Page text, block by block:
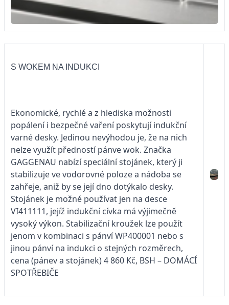
S WOKEM NA INDUKCI
Ekonomické, rychlé a z hlediska možnosti
popálení i bezpečné vaření poskytují indukční
varné desky. Jedinou nevýhodou je, že na nich
nelze využít předností pánve wok. Značka
GAGGENAU nabízí speciální stojánek, který ji
stabilizuje ve vodorovné poloze a nádoba se
zahřeje, aniž by se její dno dotýkalo desky.
Stojánek je možné používat jen na desce
VI411111, jejíž indukční cívka má výjimečně
vysoký výkon. Stabilizační kroužek lze použít
jenom v kombinaci s pánví WP400001 nebo s
jinou pánví na indukci o stejných rozměrech,
cena (pánev a stojánek) 4 860 Kč, BSH – DOMÁCÍ
SPOTŘEBIČE